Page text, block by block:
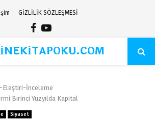
GİZLİLİK SÖZLEŞMESİ
Facebook
Youtube
Eleştiri-İnceleme
Birinci Yüzyılda Kapital
Siyaset